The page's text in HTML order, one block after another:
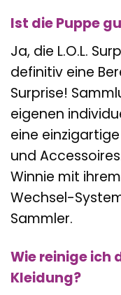
Ist die Puppe
Ja, die L.O.L.
definitiv eine
Surprise!
eigenen
eine
und
Winnie mit
Wechsel-
Sammler.
Wie reinige ich
Kleidung?